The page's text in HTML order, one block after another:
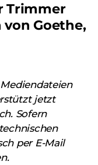
Trimmer
von Goethe,
jetzt
Sofern
per E-Mail